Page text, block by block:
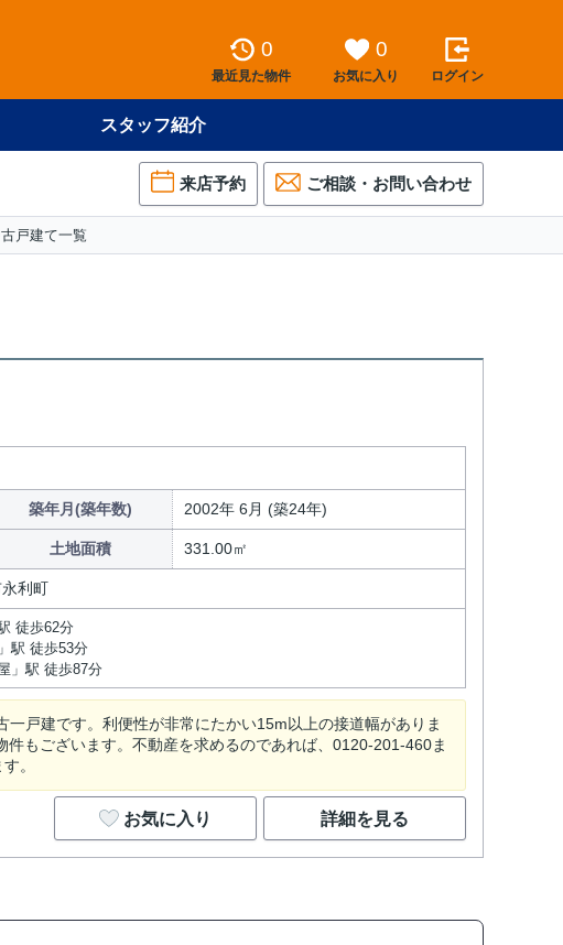
0
最近見た物件
0
お気に入り ログイン
スタッフ紹介
来店予約 ご相談・お問い合わせ
戸建て一覧
築年月(築年数) 2002年 6月 (築24年)
土地面積 331.00㎡
利町
徒歩62分
駅 徒歩53分
」駅 徒歩87分
戸建です。利便性が非常にたかい15m以上の接道幅がありま
もございます。不動産を求めるのであれば、0120-201-460ま
。
お気に入り 詳細を見る